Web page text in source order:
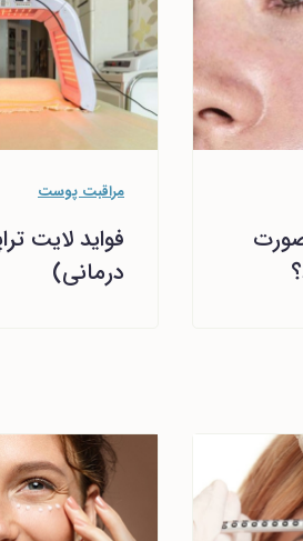
مراقبت پوست
فواید لایت
درمانی)